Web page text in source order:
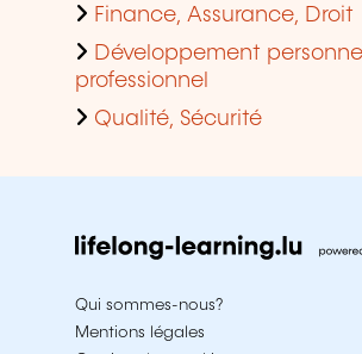
Finance, Assurance, Droit
Développement
professionnel
Qualité, Sécurité
Qui sommes-nous?
Mentions légales